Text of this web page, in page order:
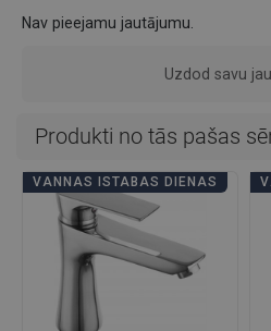
Nav pieejamu jautājumu.
Uzdod savu
Produkti no tās pašas
VANNAS ISTABAS DIENAS